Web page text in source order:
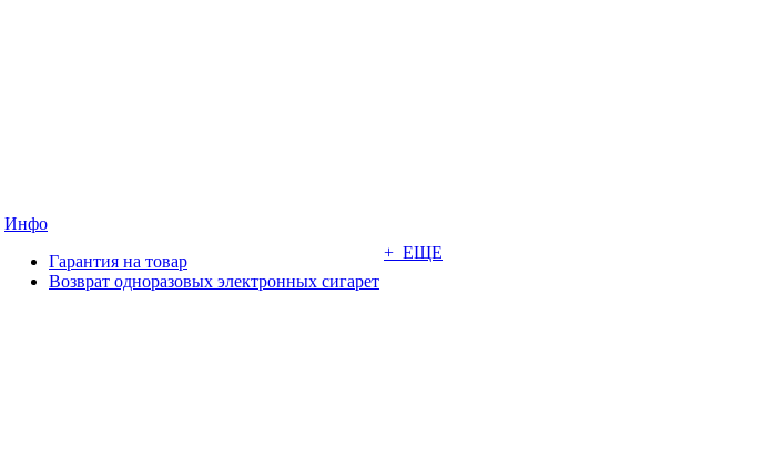
Инфо
Гарантия на товар
Возврат одноразовых электронных сигарет
+ ЕЩЕ